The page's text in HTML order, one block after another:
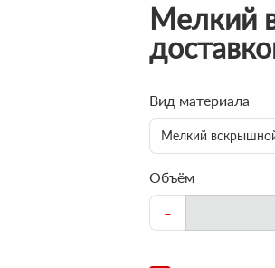
Мелкий
Вид материала
Мелкий
Объём
-